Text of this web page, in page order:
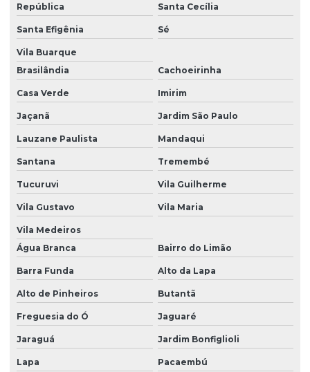
Equipamentos médicos hospitalares
Equipo bomba de infusão
Equipo bomba mdk
Equipo bomba mdk no espírito santo
Equipo bomba mdk em são paulo
Equipo bomba mdk em sp
Equipo bomba mdk em vitória
Equipo de dieta para bomba
Equipo de dieta para bomba mdk
Equipo de dieta para bomba mdk no espírito santo
Equipo de dieta para bomba mdk em são paulo
Equipo de dieta para bomba mdk em sp
Equipo de dieta para bomba mdk em vitória
Equipo fotossensível para bomba
Equipo fotossensível para bomba de infusão
República Santa Cecília
Santa Efigênia Sé
Vila Buarque
Brasilândia
Cachoeirinha
Casa Verde Imirim
Jaçanã Jardim São Paulo
Lauzane Paulista Mandaqui
Santana Tremembé
Tucuruvi Vila Guilherme
Vila Gustavo Vila Maria
Vila Medeiros
Água Branca
Bairro do Limão
Barra Funda Alto da Lapa
Alto de Pinheiros Butantã
Freguesia do Ó Jaguaré
Jaraguá Jardim Bonfiglioli
Lapa Pacaembú